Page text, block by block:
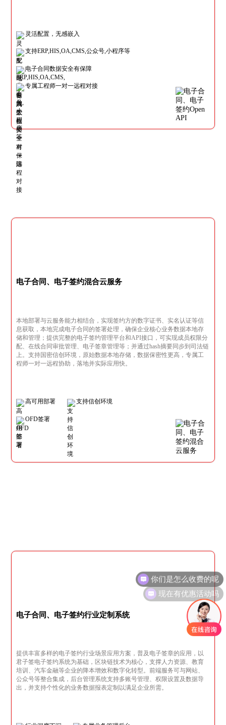
灵活配置，无感嵌入
支持ERP,HIS,OA,CMS,公众号,小程序等
电子合同数据安全有保障
专属工程师一对一远程对接
电子合同、电子签约混合云服务
本地部署与云服务能力相结合，实现签约方的数字证书、实名认证等信
息获取，本地完成电子合同的签署处理，确保企业核心业务数据本地存
储和管理；提供完整的电子签约管理平台和API接口，可实现成员权限分
配、在线合同审批管理、电子签章管理等；并通过hash摘要同步到司法链
上。支持国密信创环境，原始数据本地存储，数据保密性更高，专属工
程师一对一远程协助，落地并实际应用快。
高可用部署 支持信创环境
OFD签署
电子合同、电子签约行业定制系统
提供丰富多样的电子签约行业场景应用方案，普及电子签章的应用，以
君子签电子签约系统为基础，区块链技术为核心，支撑人力资源、教育
培训、汽车金融等企业的降本增效和数字化转型。前端服务可与网站、
公众号等整合集成，后台管理系统支持多账号管理、权限设置及数据导
出，并支持个性化的业务数据报表定制以满足企业所需。
现在有优惠活动吗